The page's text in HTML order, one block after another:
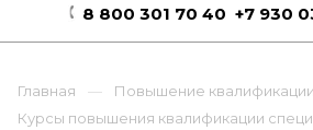
8 800 301 70 40 +7 930
Главная
Повышение квалификации
Курсы повышения квалификации